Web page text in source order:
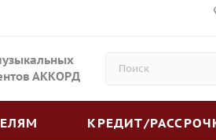
АККОРД
КРЕДИТ/